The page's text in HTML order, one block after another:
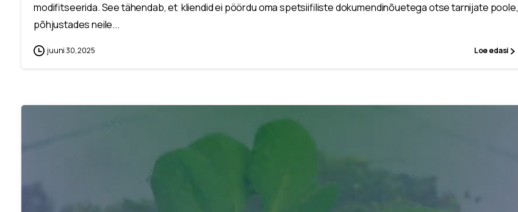
modifitseerida. See tähendab, et kliendid ei pöördu oma spetsiifiliste dokumendinõuetega otse tarnijate poole,
põhjustades neile...
juuni 30, 2025 Loe edasi